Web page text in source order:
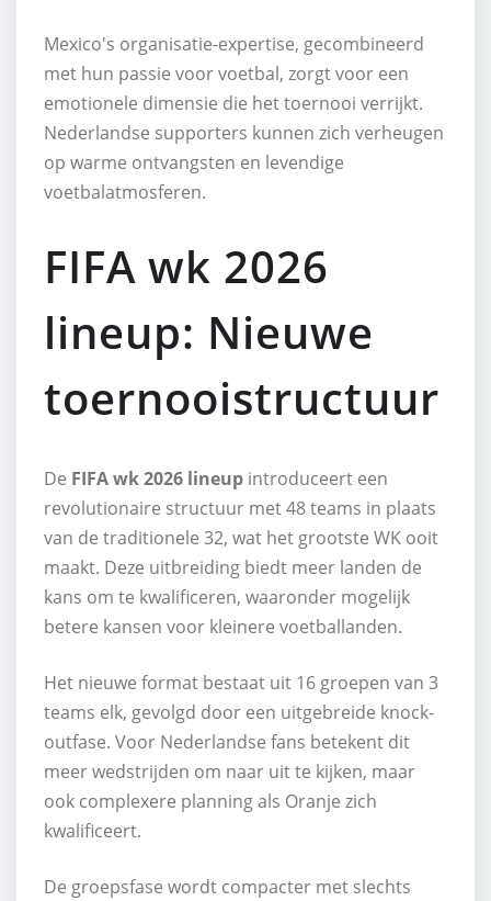
Mexico's organisatie-expertise, gecombineerd
met hun passie voor voetbal, zorgt voor een
emotionele dimensie die het toernooi verrijkt.
Nederlandse supporters kunnen zich verheugen
op warme ontvangsten en levendige
voetbalatmosferen.
FIFA wk 2026
lineup: Nieuwe
toernooistructuur
De FIFA wk 2026 lineup introduceert een
revolutionaire structuur met 48 teams in plaats
van de traditionele 32, wat het grootste WK ooit
maakt. Deze uitbreiding biedt meer landen de
kans om te kwalificeren, waaronder mogelijk
betere kansen voor kleinere voetballanden.
Het nieuwe format bestaat uit 16 groepen van 3
teams elk, gevolgd door een uitgebreide knock-
outfase. Voor Nederlandse fans betekent dit
meer wedstrijden om naar uit te kijken, maar
ook complexere planning als Oranje zich
kwalificeert.
De groepsfase wordt compacter met slechts